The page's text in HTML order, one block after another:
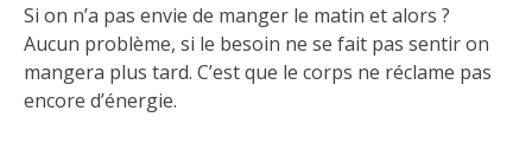
Si on n’a pas envie de manger le matin et alors ?
Aucun problème, si le besoin ne se fait pas sentir on
mangera plus tard. C’est que le corps ne réclame pas
encore d’énergie.